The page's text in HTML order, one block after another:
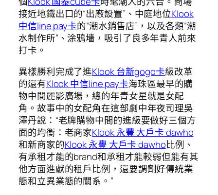
接近地鐵出口的“出廠設置”、中庭地位Klook
中信line pay卡的“潮水銷售店”，以及各類“潮
水制作所”、涂鴉墻，吸引了良多年青人前來
打卡。
異樣勝利完成了進Klook 台新gogo卡級改革
的還有Klook 中信line pay卡海珠區最早的購
物中間麗影廣場，總的年青女星就是女配
角。故事中的女配角在這部劇中年夜司理吳
澤丹說：“老牌購物中間的進級要做好三個方
面的均衡：老商家Klook 永豐 大戶卡 dawho
和新商家的Klook 永豐 大戶卡 dawho比例、
有承租才能的brand和承租才能較弱但能有其
他方面進獻的租戶比例，還要調劑好傳統業
態和立異業態的關系。”